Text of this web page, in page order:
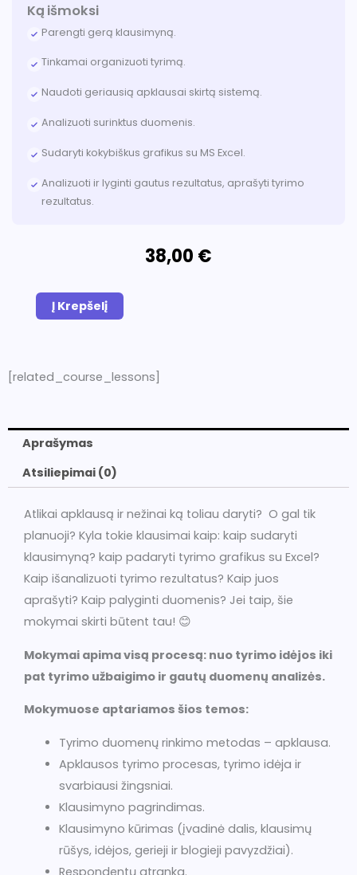
Ką išmoksi
Parengti gerą klausimyną.
Tinkamai organizuoti tyrimą.
Naudoti geriausią apklausai skirtą sistemą.
Analizuoti surinktus duomenis.
Sudaryti kokybiškus grafikus su MS Excel.
Analizuoti ir lyginti gautus rezultatus, aprašyti tyrimo
rezultatus.
38,00 €
produkto
kiekis:
,,Apklausos
ir
tyrimo
duomenų
su
MS
EXCEL”
Į Krepšelį
[related_course_lessons]
Aprašymas
Atsiliepimai (0)
Atlikai apklausą ir nežinai ką toliau daryti? O gal tik
planuoji? Kyla tokie klausimai kaip: kaip sudaryti
klausimyną? kaip padaryti tyrimo grafikus su Excel?
Kaip išanalizuoti tyrimo rezultatus? Kaip juos
aprašyti? Kaip palyginti duomenis? Jei taip, šie
mokymai skirti būtent tau! 😊
Mokymai apima visą procesą: nuo tyrimo idėjos iki
pat tyrimo užbaigimo ir gautų duomenų analizės.
Mokymuose aptariamos šios temos:
Tyrimo duomenų rinkimo metodas – apklausa.
Apklausos tyrimo procesas, tyrimo idėja ir
svarbiausi žingsniai.
Klausimyno pagrindimas.
Klausimyno kūrimas (įvadinė dalis, klausimų
rūšys, idėjos, gerieji ir blogieji pavyzdžiai).
Respondentų atranka.